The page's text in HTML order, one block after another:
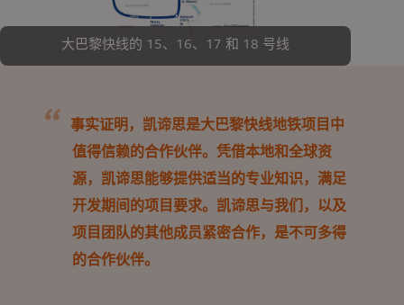
大巴黎快线的 15、16、17 和 18 号线
事实证明，凯谛思是大巴黎快线地铁项目中
值得信赖的合作伙伴。凭借本地和全球资
源，凯谛思能够提供适当的专业知识，满足
开发期间的项目要求。凯谛思与我们，以及
项目团队的其他成员紧密合作，是不可多得
的合作伙伴。